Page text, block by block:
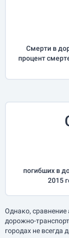
Смерти в
процент
погибших в
2015
Однако, сравнение
дорожно-
городах не всегда